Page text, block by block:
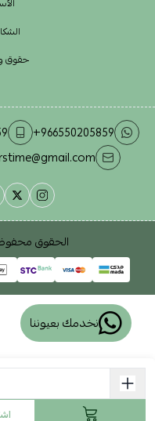
حقوق
+966550205859
الحقوق محفوظة |
نخدمك بعيوننا